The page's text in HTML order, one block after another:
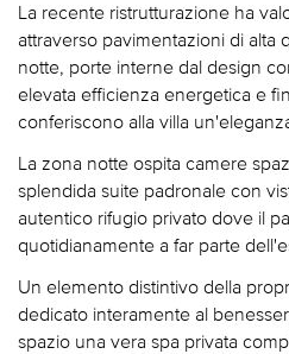
La recente ristrutturazione ha
attraverso pavimentazioni di alta
notte, porte interne dal design
elevata efficienza energetica e
conferiscono alla villa
La zona notte ospita camere
splendida suite padronale con
autentico rifugio privato dove il
quotidianamente a far parte
Un elemento distintivo della
dedicato interamente al
spazio una vera spa privata